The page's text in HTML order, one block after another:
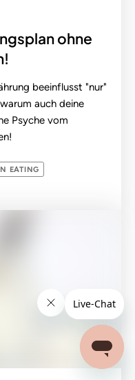
ohne
beeinflusst "nur"
auch deine
Psyche vom
EATING